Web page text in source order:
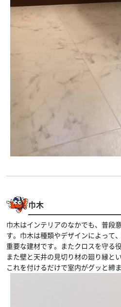
巾木
巾木はインテリアのなかでも、普段
す。巾木は種類やデザインによって
重要な建材です。またクロスを守る
また壁と天井の見切り材の廻り縁と
これを付けるだけで室内がグッと締